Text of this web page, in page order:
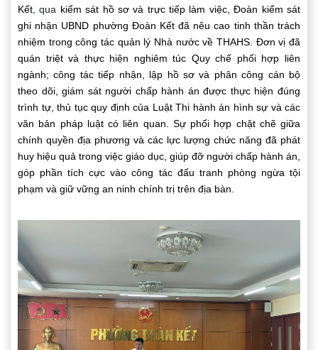
Kết , qua kiểm sát hồ sơ và trực tiếp làm việc, Đoàn kiểm sát
ghi nhận UBND phường Đoàn Kết đã nêu cao tinh thần trách
nhiệm trong công tác quản lý Nhà nước về THAHS. Đơn vị đã
quán triệt và thực hiện nghiêm túc Quy chế phối hợp liên
ngành; công tác tiếp nhận, lập hồ sơ và phân công cán bộ
theo dõi, giám sát người chấp hành án được thực hiện đúng
trình tự, thủ tục quy định của Luật Thi hành án hình sự và các
văn bản pháp luật có liên quan. Sự phối hợp chặt chẽ giữa
chính quyền địa phương và các lực lượng chức năng đã phát
huy hiệu quả trong việc giáo dục, giúp đỡ người chấp hành án,
góp phần tích cực vào công tác đấu tranh phòng ngừa tội
phạm và giữ vững an ninh chính trị trên địa bàn.